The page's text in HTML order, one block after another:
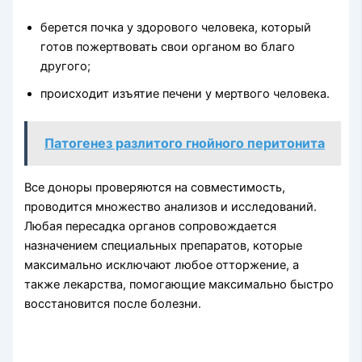
берется почка у здорового человека, который
готов пожертвовать свои органом во благо
другого;
происходит изъятие печени у мертвого человека.
Патогенез разлитого гнойного пери­тонита
Все доноры проверяются на совместимость,
проводится множество анализов и исследований.
Любая пересадка органов сопровождается
назначением специальных препаратов, которые
максимально исключают любое отторжение, а
также лекарства, помогающие максимально быстро
восстановится после болезни.